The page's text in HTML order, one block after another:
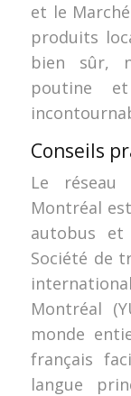
et le
produits
bien sûr,
poutine
Conseils
Le
Montréal
autobus
Société de
Montréal
monde
français
langue